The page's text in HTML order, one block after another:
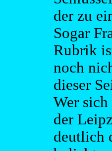
der zu
Sogar
Rubrik
noch
dieser
Wer
der
deutlich